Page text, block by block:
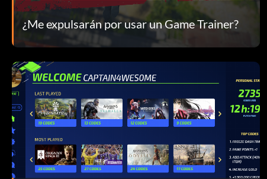
¿Me expulsarán por usar un Game Trainer?